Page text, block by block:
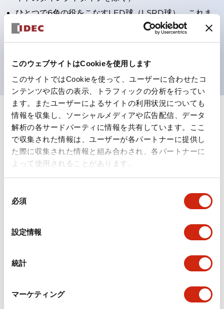
このウェブサイトはCookieを使用します
このサイトではCookieを使って、ユーザーに合わせたコ
ンテンツや広告の表示、トラフィックの分析を行ってい
ます。またユーザーによるサイトの利用状況についても
情報を収集し、ソーシャルメディアや広告配信、データ
解析の各サードパーティに情報を共有しています。ここ
で収集された情報は、ユーザーが各パートナーに提供し
た際に収集された情報と組み合わされ、各パートナーに
よって使用されることがあります。
必須
設定情報
統計
マーケティング
ひとつで6色の役をこなすLED球（LSRD球）。これま
で色ごとに分かれていたLED球を、1色のLED球で各色
を表現できるようにしました。
UL、CSA、TÜV、CCC認証品。
仕様 すべて展開
形状仕様
電気的仕様(照光部定格)
環境仕様